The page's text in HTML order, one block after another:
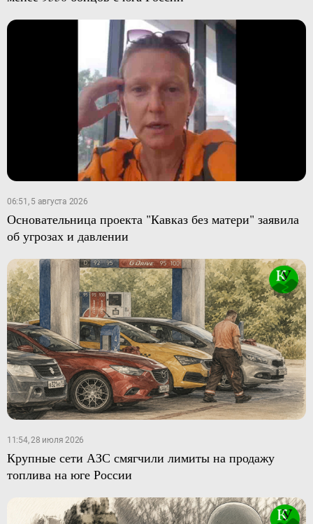
06:51, 5 августа 2026
Основательница проекта "Кавказ без матери" заявила
об угрозах и давлении
11:54, 28 июля 2026
Крупные сети АЗС смягчили лимиты на продажу
топлива на юге России